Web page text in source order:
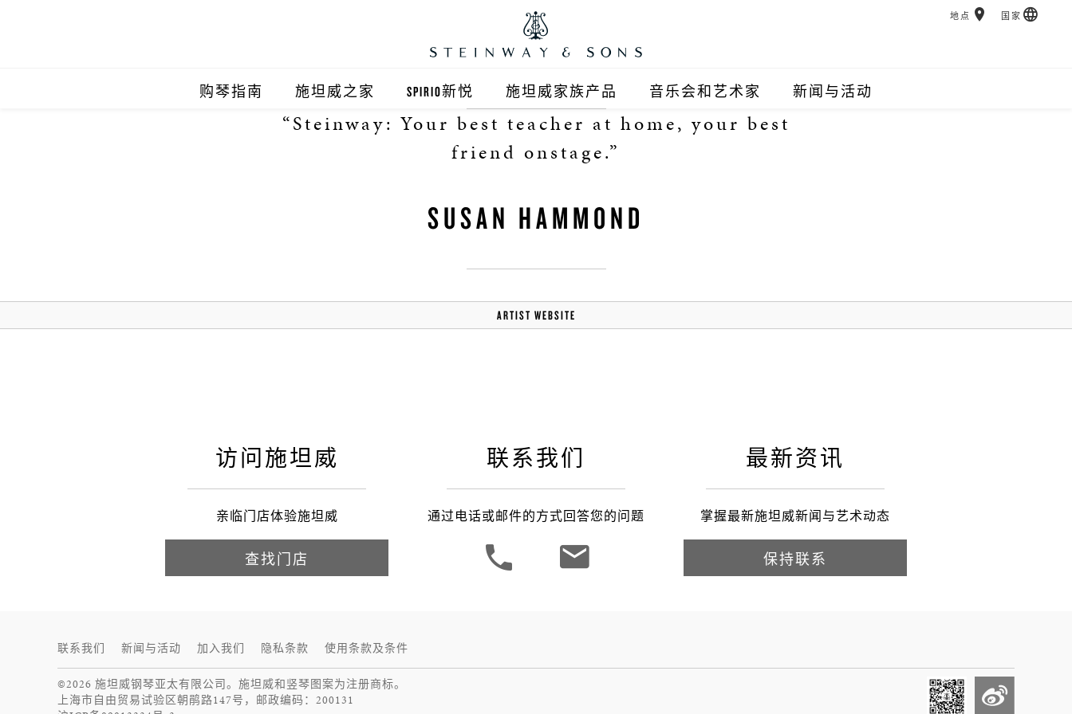
购琴指南 施坦威之家
施坦威之家北京
施坦威之家杭州
SPIRIO新悦 施坦威家族产品
施坦威钢琴
郎朗钢琴
音乐会和艺术家 新闻与活动
地点 国家
“Steinway: Your best teacher at home, your best
friend onstage.”
SUSAN HAMMOND
ARTIST WEBSITE
访问施坦威
亲临门店体验施坦威
查找门店
联系我们
通过电话或邮件的方式回答您的问题
最新资讯
掌握最新施坦威新闻与艺术动态
保持联系
联系我们 新闻与活动 加入我们 隐私条款 使用条款及条件
©2026 施坦威钢琴亚太有限公司。施坦威和竖琴图案为注册商标。
上海市自由贸易试验区朝鹃路147号，邮政编码：200131